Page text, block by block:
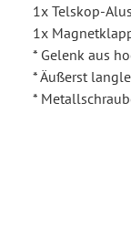
1x Telskop-
1x
* Gelenk aus
* Äußerst
*